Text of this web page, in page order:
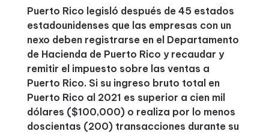
Puerto Rico legisló después de 45 estados
estadounidenses que las empresas con un
nexo deben registrarse en el Departamento
de Hacienda de Puerto Rico y recaudar y
remitir el impuesto sobre las ventas a
Puerto Rico. Si su ingreso bruto total en
Puerto Rico al 2021 es superior a cien mil
dólares ($100,000) o realiza por lo menos
doscientas (200) transacciones durante su